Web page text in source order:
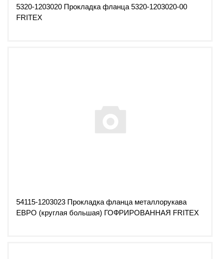
5320-1203020 Прокладка фланца 5320-1203020-00
FRITEX
54115-1203023 Прокладка фланца металлорукава
ЕВРО (круглая большая) ГОФРИРОВАННАЯ FRITEX